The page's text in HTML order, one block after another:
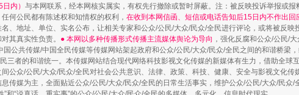
购药对药下症？
茶叶“炒上天”
日内） 与本网联系，经本网核实属实，有权先行撤除或暂时屏蔽。注：被反映投诉举报或
何公民都有陈述权和知情权的权利， 在收到本网信函、短信或电话告知后15日内不作出回
、地址、单位、实名公布，让相关专家和公众/公民/大众/民众/全民进行评论，或将被反
其真实性负责。 ● 本网以多种传播形式传播主流媒体舆论为导向 ，强化反腐和公众/公民/
国公共传媒/中国全民传媒等传媒网站架起政府和公众/公民/大众/民众/全民之间的和谐桥梁
三者的和谐统一。本传媒网站结合现代网络科技影视文化传媒的新媒体有生力，借助全球
公众/公民/大众/民众/全民对社会公共意识、法律、政策、科技、健康、安全与影视文化
传媒为主，全面贴近公众/公民/大众/民众/全民的日常生活事实，维护公众/公民/大众/民